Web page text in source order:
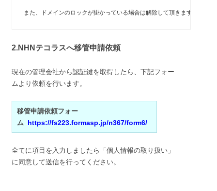
また、ドメインのロックが掛かっている場合は解除して頂きますようお
2.NHNテコラスへ移管申請依頼
現在の管理会社から認証鍵を取得したら、下記フォー
ムより依頼を行います。
移管申請依頼フォー
ム https://fs223.formasp.jp/n367/form6/
全てに項目を入力しましたら「個人情報の取り扱い」
に同意して送信を行ってください。